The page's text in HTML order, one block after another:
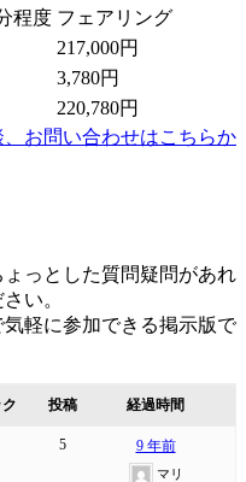
程度 フェアリング
217,000円
3,780円
220,780円
っとした質問疑問があれ
い。
軽に参加できる掲示版で
ク 投稿 経過時間
5 9 年前
マリ